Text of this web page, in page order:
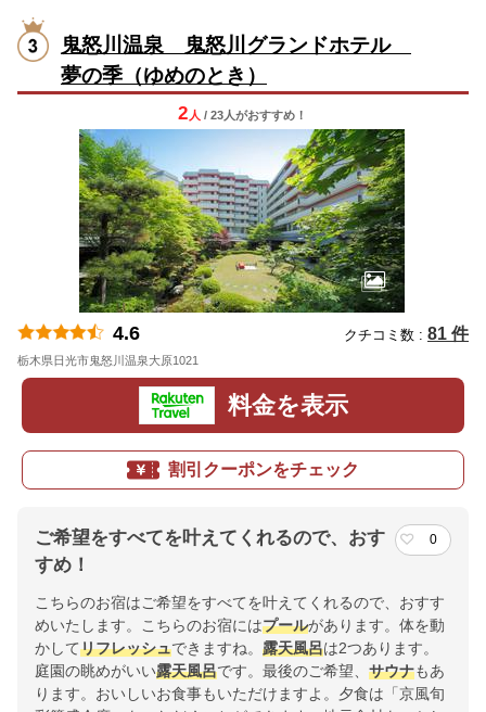
鬼怒川温泉 鬼怒川グランドホテル
夢の季（ゆめのとき）
2 人 / 23人がおすすめ！
4.6 クチコミ数 : 81 件
栃木県日光市鬼怒川温泉大原1021
料金を表示
割引クーポンをチェック
ご希望をすべてを叶えてくれるので、おす
すめ！
0
こちらのお宿はご希望をすべてを叶えてくれるので、おすす
めいたします。こちらのお宿にはプールがあります。体を動
かしてリフレッシュできますね。 露天風呂は2つあります。
庭園の眺めがいい露天風呂です。最後のご希望、 サウナもあ
ります。おいしいお食事もいただけますよ。夕食は「京風旬